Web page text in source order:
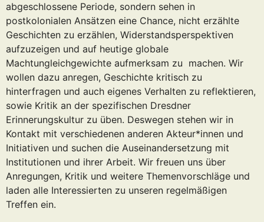
abgeschlossene Periode, sondern sehen in
postkolonialen Ansätzen eine Chance, nicht erzählte
Geschichten zu erzählen, Widerstandsperspektiven
aufzuzeigen und auf heutige globale
Machtungleichgewichte aufmerksam zu machen. Wir
wollen dazu anregen, Geschichte kritisch zu
hinterfragen und auch eigenes Verhalten zu reflektieren,
sowie Kritik an der spezifischen Dresdner
Erinnerungskultur zu üben. Deswegen stehen wir in
Kontakt mit verschiedenen anderen Akteur*innen und
Initiativen und suchen die Auseinandersetzung mit
Institutionen und ihrer Arbeit. Wir freuen uns über
Anregungen, Kritik und weitere Themenvorschläge und
laden alle Interessierten zu unseren regelmäßigen
Treffen ein.